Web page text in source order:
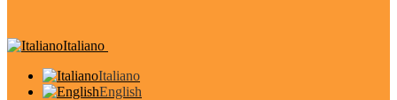
Italiano
Italiano
English